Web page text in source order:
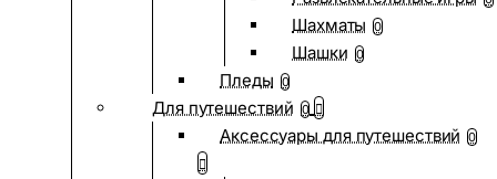
Шахматы 0
Шашки 0
Пледы 0
Для путешествий 0
Аксессуары для путешествий 0